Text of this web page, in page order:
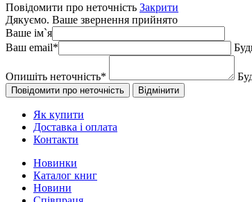
Повідомити про неточність Закрити
Дякуємо. Ваше звернення прийнято
Ваше ім`я
Ваш email*
Опишіть неточність*
Як купити
Доставка і оплата
Контакти
Новинки
Каталог книг
Новини